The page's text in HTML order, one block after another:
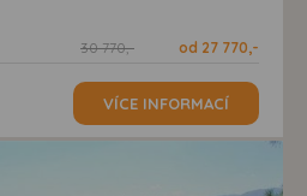
30 770,- od 27 770,-
VÍCE INFORMACÍ